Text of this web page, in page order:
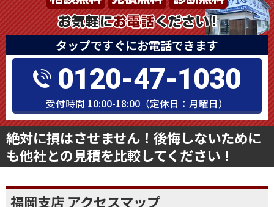
タップですぐにお電話できます
0120-47-1030
受付時間 10:00-18:00（定休日：月曜日）
絶対に損はさせません！後悔しないために
も他社との見積を比較してください！